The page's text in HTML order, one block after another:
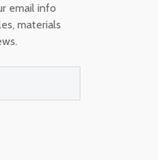
email info
materials